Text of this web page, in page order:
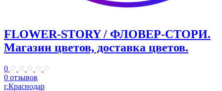
FLOWER-STORY / ФЛОВЕР-СТОРИ.
Магазин цветов, доставка цветов.
0
0 отзывов
г.Краснодар